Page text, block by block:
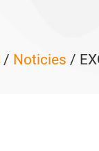
/ Noticies /